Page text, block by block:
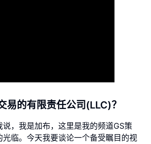
易的有限责任公司(LLC)？
说，我是加布，这里是我的频道GS策
光临。今天我要谈论一个备受瞩目的视